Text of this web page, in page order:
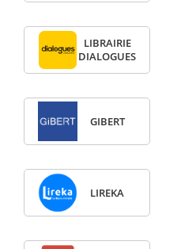
LIBRAIRIE
DIALOGUES
GIBERT
LIREKA